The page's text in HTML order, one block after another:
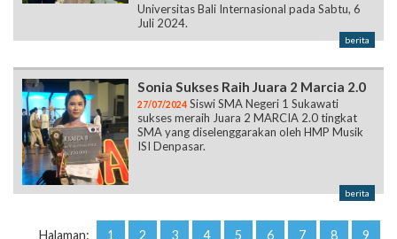
Universitas Bali Internasional pada Sabtu, 6
Juli 2024.
berita
Sonia Sukses Raih Juara 2 Marcia 2.0
27/07/2024 Siswi SMA Negeri 1 Sukawati
sukses meraih Juara 2 MARCIA 2.0 tingkat
SMA yang diselenggarakan oleh HMP Musik
ISI Denpasar.
berita
Halaman: 1 2 3 4 5 6 7 8 9